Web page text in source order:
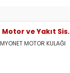
Motor ve Yakıt Sis.